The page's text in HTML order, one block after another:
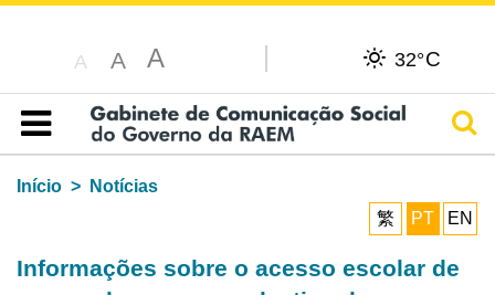
A A A 32°C
Índice
Início
Notícias
繁
PT EN
Informações sobre o acesso escolar de